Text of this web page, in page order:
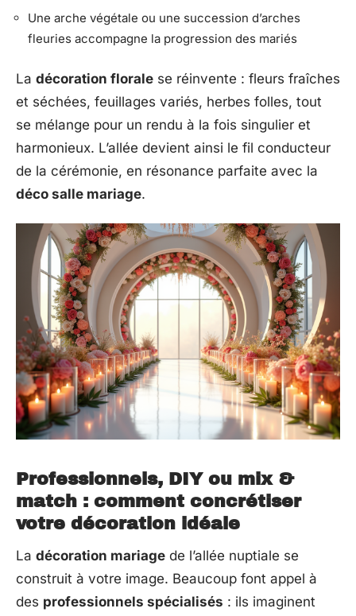
Une arche végétale ou une succession d’arches
fleuries accompagne la progression des mariés
La décoration florale se réinvente : fleurs fraîches
et séchées, feuillages variés, herbes folles, tout
se mélange pour un rendu à la fois singulier et
harmonieux. L’allée devient ainsi le fil conducteur
de la cérémonie, en résonance parfaite avec la
déco salle mariage.
Professionnels, DIY ou mix &
match : comment concrétiser
votre décoration idéale
La décoration mariage de l’allée nuptiale se
construit à votre image. Beaucoup font appel à
des professionnels spécialisés : ils imaginent